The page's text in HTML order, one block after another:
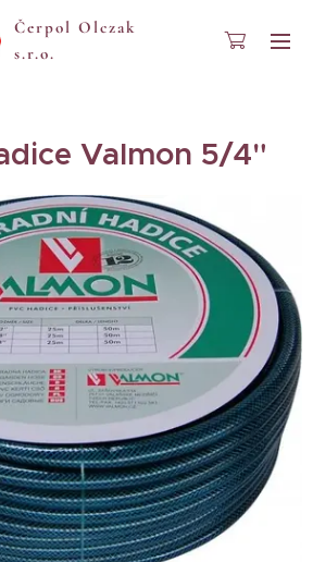
Čerpol Olczak
s.r.o.
Valmon 5/4"